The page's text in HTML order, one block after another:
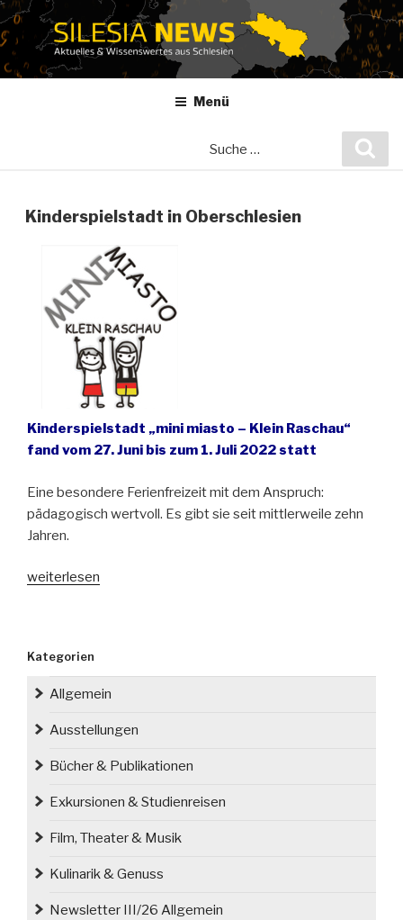
Zum
Inhalt
springen
Menü
Kinderspielstadt in Oberschlesien
Kinderspielstadt „mini miasto – Klein Raschau“
fand vom 27. Juni bis zum 1. Juli 2022 statt
Eine besondere Ferienfreizeit mit dem Anspruch:
pädagogisch wertvoll. Es gibt sie seit mittlerweile zehn
Jahren.
„Kinderspielstadt
weiterlesen
Kategorien
Allgemein
Ausstellungen
Bücher & Publikationen
Exkursionen & Studienreisen
Film, Theater & Musik
Kulinarik & Genuss
Newsletter III/26 Allgemein